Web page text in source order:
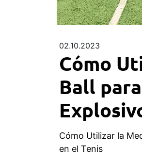
02.10.2023
Cómo
Ball
Cómo Utilizar la
en el Tenis